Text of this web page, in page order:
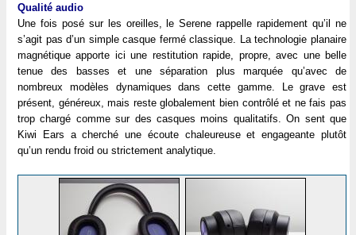
Qualité audio
Une fois posé sur les oreilles, le Serene rappelle rapidement qu’il ne
s’agit pas d’un simple casque fermé classique. La technologie planaire
magnétique apporte ici une restitution rapide, propre, avec une belle
tenue des basses et une séparation plus marquée qu’avec de
nombreux modèles dynamiques dans cette gamme. Le grave est
présent, généreux, mais reste globalement bien contrôlé et ne fais pas
trop chargé comme sur des casques moins qualitatifs. On sent que
Kiwi Ears a cherché une écoute chaleureuse et engageante plutôt
qu’un rendu froid ou strictement analytique.